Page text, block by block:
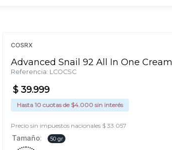
COSRX
Advanced Snail 92 All In One Cream
Referencia: LCOCSC
$ 39.999
Hasta10 cuotas de $4.000 sin interés
Precio sin impuestos nacionales $ 33.057
Tamaño: 50 gr